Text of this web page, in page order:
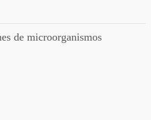
de microorganismos